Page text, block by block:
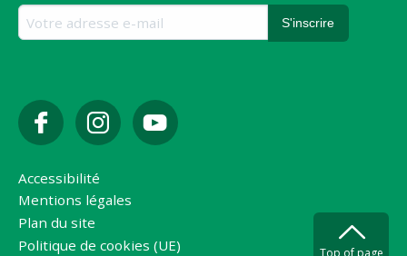
Accessibilité
Mentions légales
Plan du site
Politique de cookies (UE)